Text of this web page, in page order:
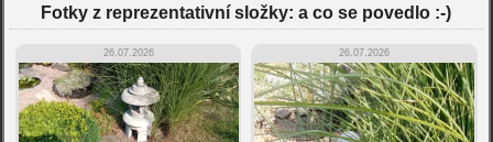
Fotky z reprezentativní složky: a co se povedlo :-)
26.07.2026 26.07.2026